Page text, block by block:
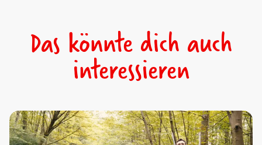
Das könnte dich auch
interessieren